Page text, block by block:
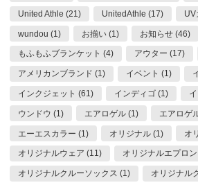
United Athle (21) UnitedAthle (17) UV
wundou (1) お揃い (1) お知らせ (46)
もふもふブランケット (4) アウター (17)
アメリカンブランド (1) イベント (1)
インクジェット (61) インディゴ (1)
ウンドウ (1) エアロゲル (1) エアロゲ
エーエスカラー (1) オリジナル (1) オ
オリジナルウェア (11) オリジナルエプロ
オリジナルクルーソックス (1) オリジナル